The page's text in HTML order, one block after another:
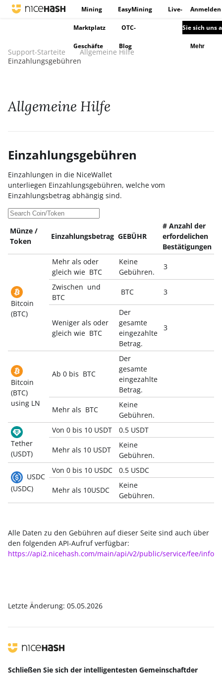
Mining EasyMining Live-
Marktplatz OTC-
Geschäfte Blog
Anmelden
Sie sich uns
Mehr
Support-Starteite
Allgemeine Hilfe
Einzahlungsgebühren
Allgemeine Hilfe
Einzahlungsgebühren
Einzahlungen in die NiceWallet
unterliegen Einzahlungsgebühren, welche vom
Einzahlungsbetrag abhängig sind.
Münze /
Token
Einzahlungsbetrag GEBÜHR
# Anzahl der
erfordelichen
Bestätigungen
Bitcoin
(BTC)
Mehr als oder
gleich wie BTC
Keine
Gebühren.
3
Zwischen und
BTC
BTC 3
Weniger als oder
gleich wie BTC
Der
gesamte
eingezahlte
Betrag.
3
Bitcoin
(BTC)
using LN
Ab 0 bis BTC
Der
gesamte
eingezahlte
Betrag.
Mehr als BTC
Keine
Gebühren.
Tether
(USDT)
Von 0 bis 10 USDT 0.5 USDT
Mehr als 10 USDT
Keine
Gebühren.
USDC
(USDC)
Von 0 bis 10 USDC 0.5 USDC
Mehr als 10USDC
Keine
Gebühren.
Alle Daten zu den Gebühren auf dieser Seite sind auch über
den folgenden API-Aufruf verfügbar:
https://api2.nicehash.com/main/api/v2/public/service/fee/info
Letzte Änderung: 05.05.2026
Schließen Sie sich der intelligentesten Gemeinschaftder